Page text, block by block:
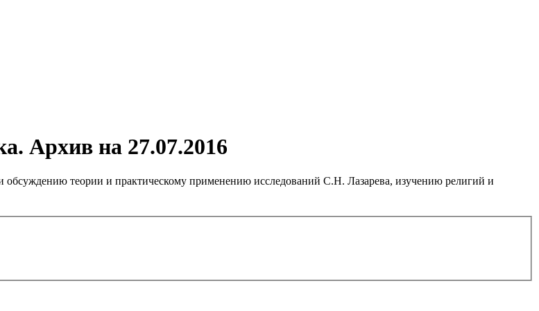
Архив на 27.07.2016
теории и практическому применению исследований С.Н. Лазарева, изучению религий и